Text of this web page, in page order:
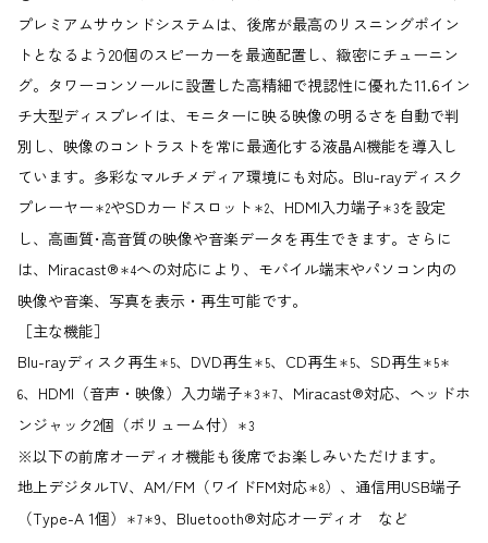
プレミアムサウンドシステムは、後席が最高のリスニングポイン
トとなるよう20個のスピーカーを最適配置し、緻密にチューニン
グ。タワーコンソールに設置した高精細で視認性に優れた11.6イン
チ大型ディスプレイは、モニターに映る映像の明るさを自動で判
別し、映像のコントラストを常に最適化する液晶AI機能を導入し
ています。多彩なマルチメディア環境にも対応。Blu-rayディスク
プレーヤー＊2やSDカードスロット ＊2、HDMI入力端子＊3を設定
し、高画質･高音質の映像や音楽データを再生できます。さらに
は、Miracast®＊4への対応により、モバイル端末やパソコン内の
映像や音楽、写真を表示・再生可能です。
［主な機能］
Blu-rayディスク再生＊5、DVD再生＊5、CD再生＊5、SD再生＊5＊
6、HDMI（音声・映像）入力端子＊3＊7、Miracast®対応、ヘッドホ
ンジャック2個（ボリューム付）
＊3
※以下の前席オーディオ機能も後席でお楽しみいただけます。
地上デジタルTV、AM/FM（ワイドFM対応＊8）、通信用USB端子
（Type-A 1個）
＊7＊9、Bluetooth®対応オーディオ など